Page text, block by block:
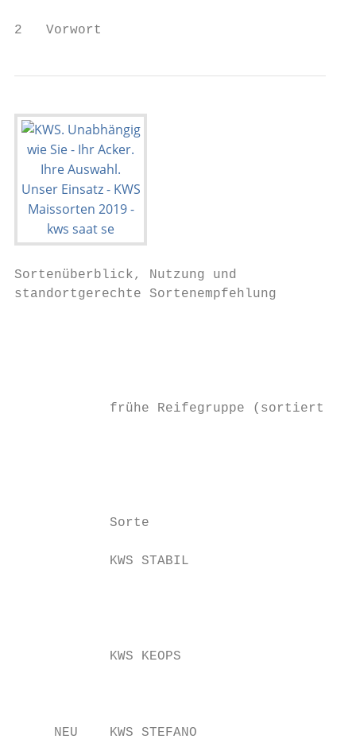
2   Vorwort
Sortenüberblick, Nutzung und                                                                                                              Sortenwahl für                                                                                                                                        KWS Maissorten 2018/2019
standortgerechte Sortenempfehlung                                                                                                         die Biogasnutzung                                                                                                                                     Maissorten            Reifezahl
                                                                                                                                                                                                                                                                                                                      Silo-
                                                                                                                                                                                                                                                                                                                                           empfohlene Nutzung